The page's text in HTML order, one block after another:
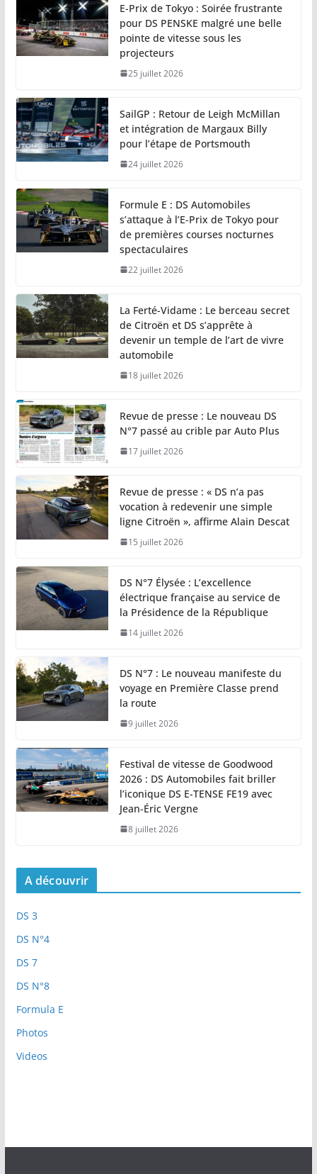
E-Prix de Tokyo : Soirée frustrante
pour DS PENSKE malgré une belle
pointe de vitesse sous les
projecteurs
25 juillet 2026
SailGP : Retour de Leigh McMillan
et intégration de Margaux Billy
pour l’étape de Portsmouth
24 juillet 2026
Formule E : DS Automobiles
s’attaque à l’E-Prix de Tokyo pour
de premières courses nocturnes
spectaculaires
22 juillet 2026
La Ferté-Vidame : Le berceau secret
de Citroën et DS s’apprête à
devenir un temple de l’art de vivre
automobile
18 juillet 2026
Revue de presse : Le nouveau DS
N°7 passé au crible par Auto Plus
17 juillet 2026
Revue de presse : « DS n’a pas
vocation à redevenir une simple
ligne Citroën », affirme Alain Descat
15 juillet 2026
DS N°7 Élysée : L’excellence
électrique française au service de
la Présidence de la République
14 juillet 2026
DS N°7 : Le nouveau manifeste du
voyage en Première Classe prend
la route
9 juillet 2026
Festival de vitesse de Goodwood
2026 : DS Automobiles fait briller
l’iconique DS E-TENSE FE19 avec
Jean-Éric Vergne
8 juillet 2026
A découvrir
DS 3
DS N°4
DS 7
DS N°8
Formula E
Photos
Videos